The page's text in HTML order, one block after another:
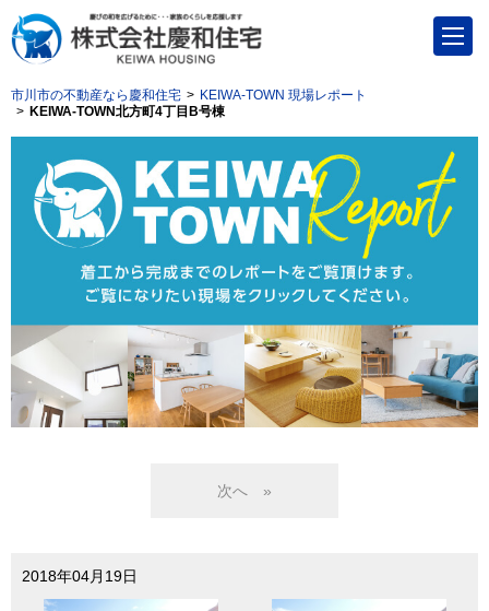
市川市の不動産なら慶和住宅
KEIWA-TOWN 現場レポート
KEIWA-TOWN北方町4丁目B号棟
»
2018年04月19日